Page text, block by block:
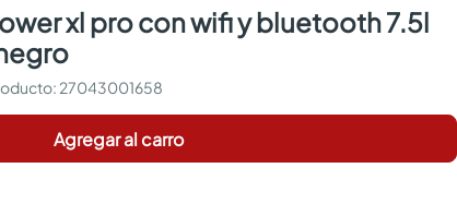
: 27043001658
Agregar al carro